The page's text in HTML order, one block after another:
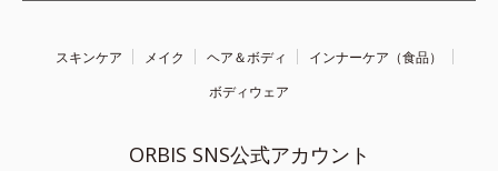
スキンケア メイク ヘア＆ボディ
インナーケア（食品）
ボディウェア
ORBIS SNS公式アカウント